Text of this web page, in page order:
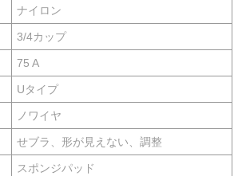
ナイロン
3/4カップ
75 A
Uタイプ
ノワイヤ
せブラ、形が見えない、調整
スポンジパッド